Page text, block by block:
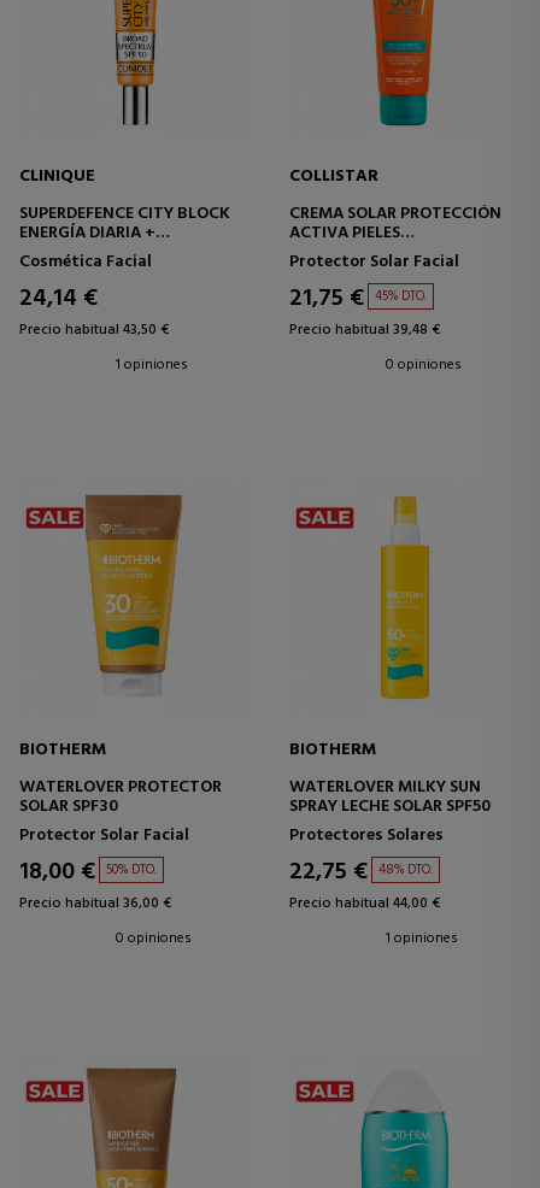
CLINIQUE
SUPERDEFENCE CITY BLOCK
ENERGÍA DIARIA +
PROTECTOR FACIAL SPF 50
Cosmética Facial
24,14 €
Precio habitual 43,50 €
1 opiniones
COLLISTAR
CREMA SOLAR PROTECCIÓN
ACTIVA PIELES
HIPERSENSIBLES SPF50+
Protector Solar Facial
21,75 € 45% DTO.
Precio habitual 39,48 €
0 opiniones
BIOTHERM
WATERLOVER PROTECTOR
SOLAR SPF30
Protector Solar Facial
18,00 € 50% DTO.
Precio habitual 36,00 €
0 opiniones
BIOTHERM
WATERLOVER MILKY SUN
SPRAY LECHE SOLAR SPF50
Protectores Solares
22,75 € 48% DTO.
Precio habitual 44,00 €
1 opiniones